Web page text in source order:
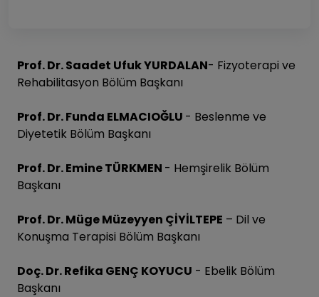
Prof. Dr. Saadet Ufuk YURDALAN- Fizyoterapi ve
Rehabilitasyon Bölüm Başkanı
Prof. Dr. Funda ELMACIOĞLU - Beslenme ve
Diyetetik Bölüm Başkanı
Prof. Dr. Emine TÜRKMEN - Hemşirelik Bölüm
Başkanı
Prof. Dr. Müge Müzeyyen ÇİYİLTEPE – Dil ve
Konuşma Terapisi Bölüm Başkanı
Doç. Dr. Refika GENÇ KOYUCU - Ebelik Bölüm
Başkanı